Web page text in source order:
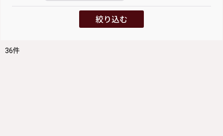
絞り込む
36件